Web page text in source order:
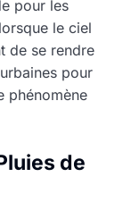
pour les
le ciel
de se rendre
pour
phénomène
de